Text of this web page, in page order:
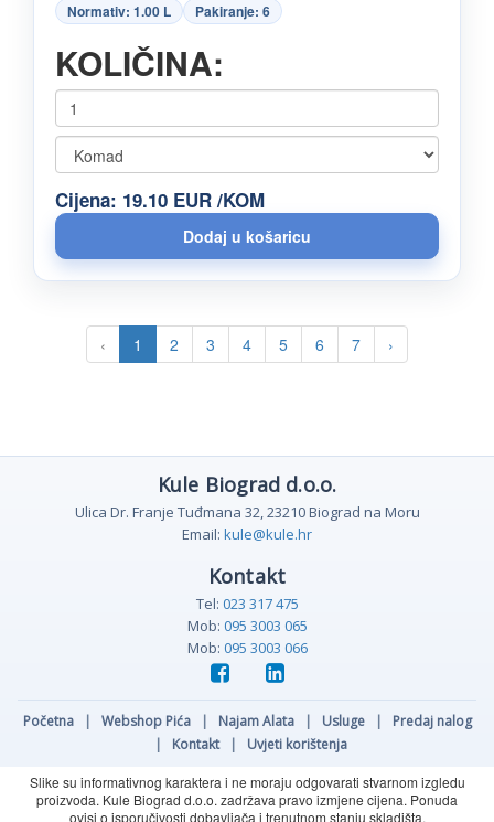
Normativ: 1.00 L
Pakiranje: 6
KOLIČINA:
Cijena: 19.10 EUR /KOM
‹ 1 2 3 4 5 6 7 ›
Kule Biograd d.o.o.
Ulica Dr. Franje Tuđmana 32, 23210 Biograd na Moru
Email: kule@kule.hr
Kontakt
Tel: 023 317 475
Mob: 095 3003 065
Mob: 095 3003 066
Početna | Webshop Pića | Najam Alata | Usluge |
Predaj nalog
|
Kontakt |
Uvjeti korištenja
Slike su informativnog karaktera i ne moraju odgovarati stvarnom izgledu
proizvoda. Kule Biograd d.o.o. zadržava pravo izmjene cijena. Ponuda
ovisi o isporučivosti dobavljača i trenutnom stanju skladišta.